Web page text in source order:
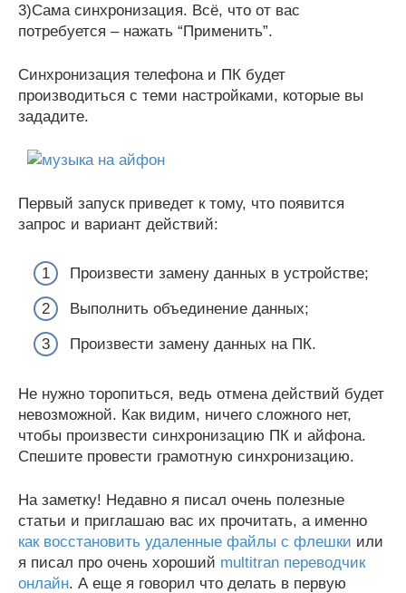
3)Сама синхронизация. Всё, что от вас
потребуется – нажать “Применить”.
Синхронизация телефона и ПК будет
производиться с теми настройками, которые вы
зададите.
Первый запуск приведет к тому, что появится
запрос и вариант действий:
Произвести замену данных в устройстве;
Выполнить объединение данных;
Произвести замену данных на ПК.
Не нужно торопиться, ведь отмена действий будет
невозможной. Как видим, ничего сложного нет,
чтобы произвести синхронизацию ПК и айфона.
Спешите провести грамотную синхронизацию.
На заметку! Недавно я писал очень полезные
статьи и приглашаю вас их прочитать, а именно
как восстановить удаленные файлы с флешки или
я писал про очень хороший multitran переводчик
онлайн. А еще я говорил что делать в первую